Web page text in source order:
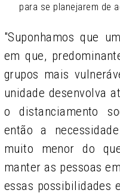
para se planejarem de
"Suponhamos que
em que,
grupos mais
unidade desenvolva
o distanciamento
então a
muito menor do
manter as pessoas
essas possibilidades